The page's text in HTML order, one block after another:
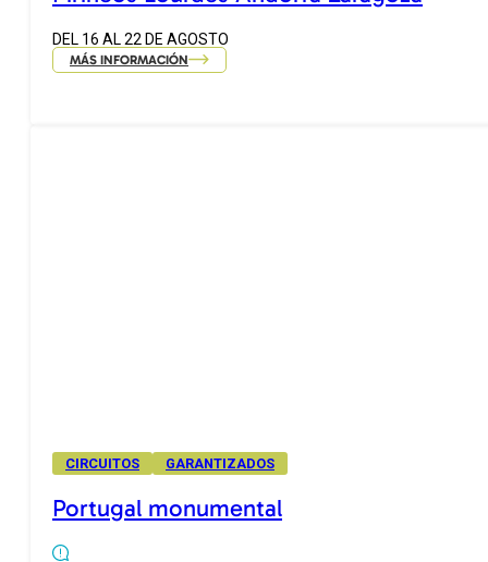
DEL 16 AL 22 DE AGOSTO
MÁS INFORMACIÓN
CIRCUITOS GARANTIZADOS
Portugal monumental